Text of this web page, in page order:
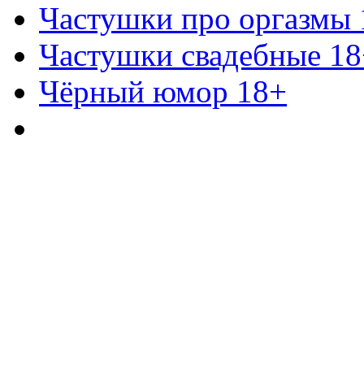
Частушки про оргазмы
Частушки свадебные
Чёрный юмор 18+